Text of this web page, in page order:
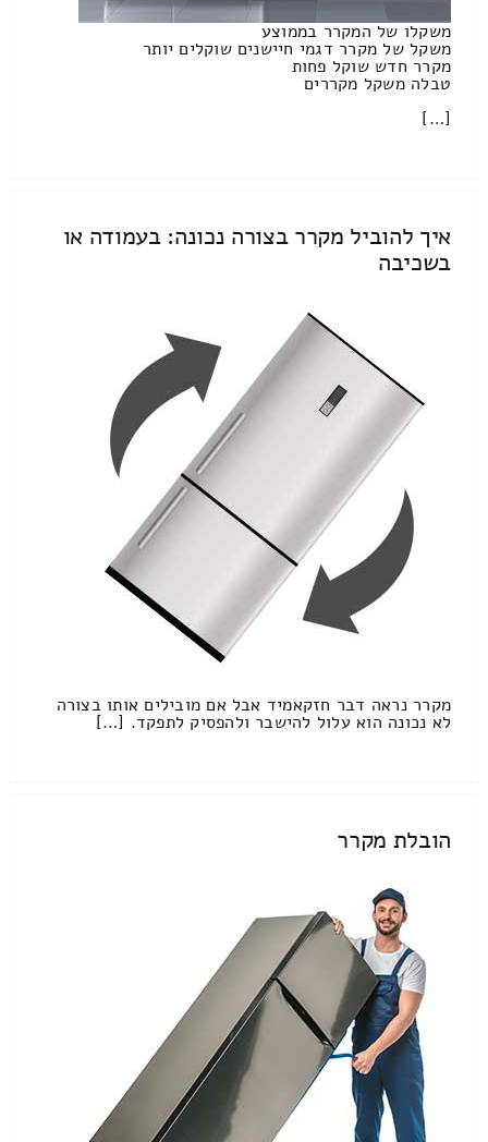
משקלו של המקרר בממוצע
משקל של מקרר דגמי חיישנים שוקלים יותר
מקרר חדש שוקל פחות
טבלה משקל מקררים
[…]
איך להוביל מקרר בצורה נכונה: בעמודה או
בשכיבה
מקרר נראה דבר חזקאמיד אבל אם מובילים אותו בצורה
לא נכונה הוא עלול להישבר ולהפסיק לתפקד. […]
הובלת מקרר